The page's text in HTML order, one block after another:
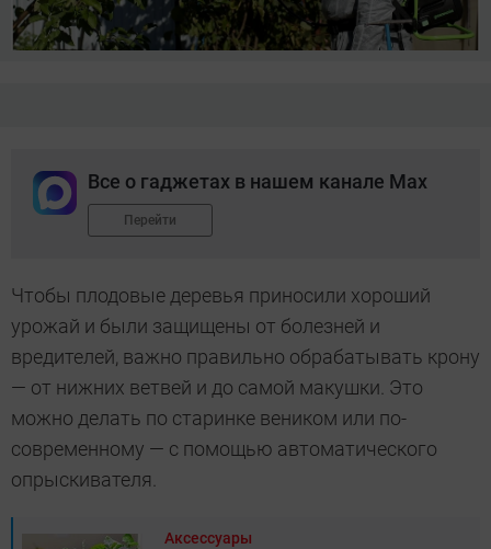
Все о гаджетах в нашем канале Max
Перейти
​​​​​Чтобы плодовые деревья приносили хороший
урожай и были защищены от болезней и
вредителей, важно правильно обрабатывать крону
— от нижних ветвей и до самой макушки. Это
можно делать по старинке веником или по-
современному — с помощью автоматического
опрыскивателя.
Аксессуары